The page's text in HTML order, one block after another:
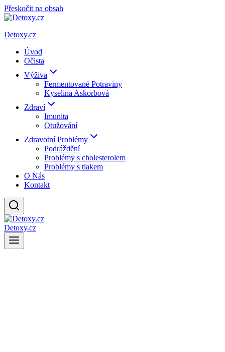
Přeskočit na obsah
Detoxy.cz
Úvod
Očista
Výživa
Fermentované Potraviny
Kyselina Askorbová
Zdraví
Imunita
Otužování
Zdravotní Problémy
Podráždění
Problémy s cholesterolem
Problémy s tlakem
O Nás
Kontakt
Detoxy.cz